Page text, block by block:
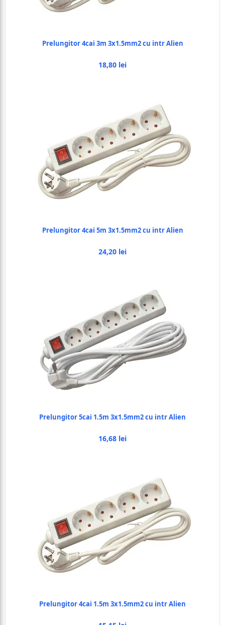
Prelungitor 4cai 3m 3x1.5mm2 cu intr Alien
18,80 lei
Prelungitor 4cai 5m 3x1.5mm2 cu intr Alien
24,20 lei
Prelungitor 5cai 1.5m 3x1.5mm2 cu intr Alien
16,68 lei
Prelungitor 4cai 1.5m 3x1.5mm2 cu intr Alien